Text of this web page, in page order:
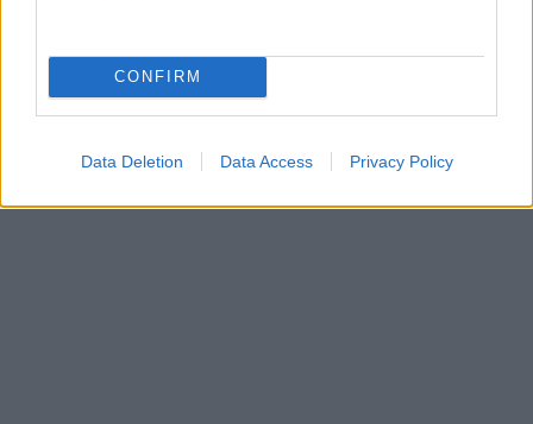
CONFIRM
Data Deletion Data Access Privacy Policy
Ακολουθήστε μας στο
και μάθετε πρώτοι όλες τις ειδήσεις!